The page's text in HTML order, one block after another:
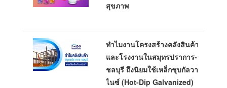
สุขภาพ
ทำไมงานโครงสร้างคลังสินค้า
และโรงงานในสมุทรปราการ-
ชลบุรี ถึงนิยมใช้เหล็กชุบกัลวา
ไนซ์ (Hot-Dip Galvanized)